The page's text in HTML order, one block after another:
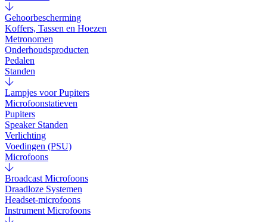
Gehoorbescherming
Koffers, Tassen en Hoezen
Metronomen
Onderhoudsproducten
Pedalen
Standen
Lampjes voor Pupiters
Microfoonstatieven
Pupiters
Speaker Standen
Verlichting
Voedingen (PSU)
Microfoons
Broadcast Microfoons
Draadloze Systemen
Headset-microfoons
Instrument Microfoons